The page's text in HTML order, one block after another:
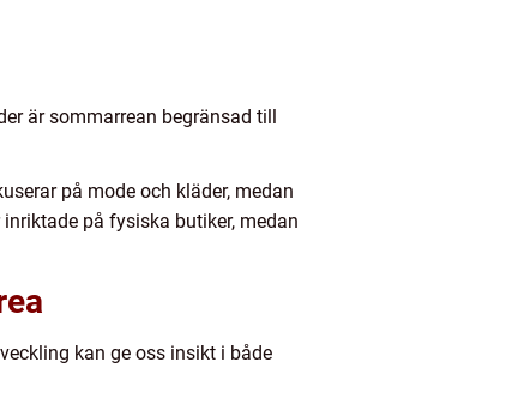
är sommarrean begränsad till
på mode och kläder, medan
på fysiska butiker, medan
kan ge oss insikt i både